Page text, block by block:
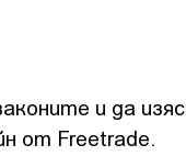
и да
от Freetrade.